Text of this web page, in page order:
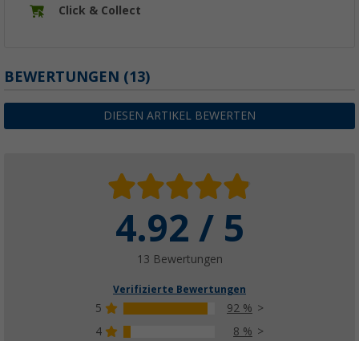
Click & Collect
BEWERTUNGEN (13)
DIESEN ARTIKEL BEWERTEN
4.92 / 5
13 Bewertungen
Verifizierte Bewertungen
5
92 %
4
8 %